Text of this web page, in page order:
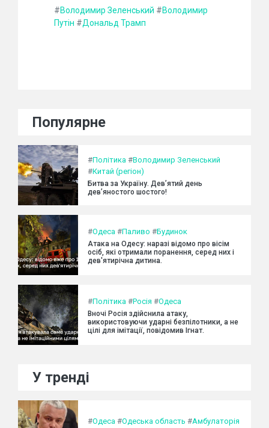
#Володимир Зеленський #Володимир
Путін #Дональд Трамп
Популярне
#Політика #Володимир Зеленський
#Китай (регіон)
Битва за Україну. Дев’ятий день
дев’яностого шостого!
#Одеса #Паливо #Будинок
Атака на Одесу: наразі відомо про вісім
осіб, які отримали поранення, серед них і
дев'ятирічна дитина.
#Політика #Росія #Одеса
Вночі Росія здійснила атаку,
використовуючи ударні безпілотники, а не
цілі для імітації, повідомив Ігнат.
У тренді
#Одеса #Одеська область #Амбулаторія